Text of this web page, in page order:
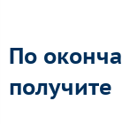
По
получите